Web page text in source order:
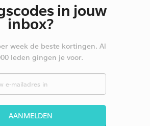
in jouw
inbox?
week de beste kortingen. Al
leden gingen je voor.
AANMELDEN